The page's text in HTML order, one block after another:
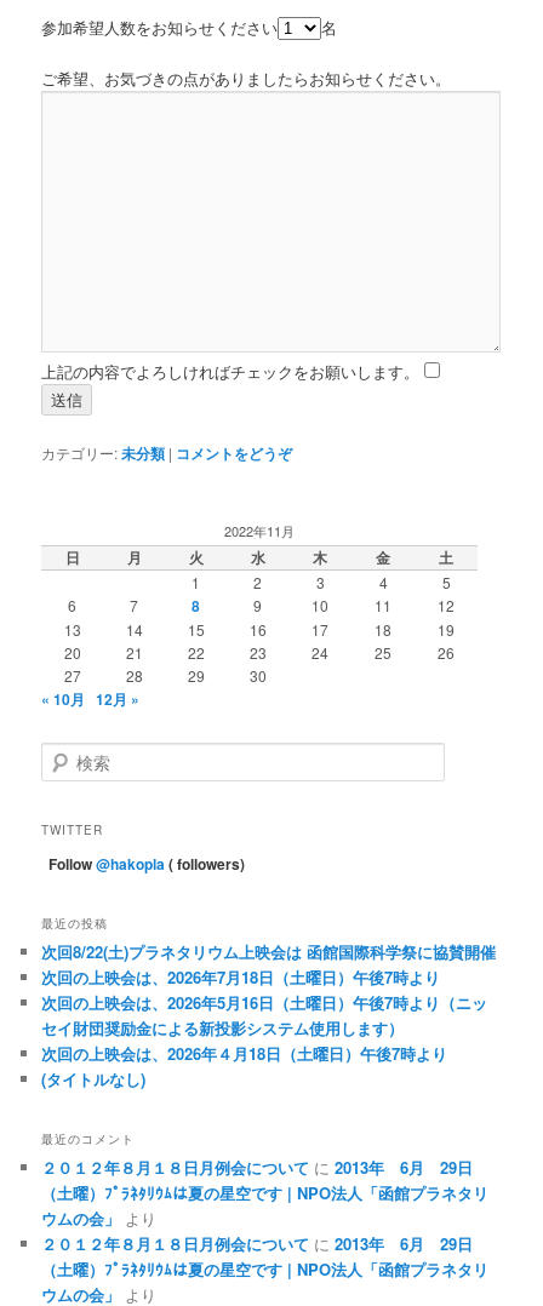
参加希望人数をお知らせください 名
ご希望、お気づきの点がありましたらお知らせください。
上記の内容でよろしければチェックをお願いします。
カテゴリー:未分類 | コメントをどうぞ
2022年11月
日 月 火 水 木 金 土
1 2 3 4
5
6
7 8 9 10 11
12
13
14 15 16 17 18
19
20
21 22 23 24 25
26
27
28 29 30
« 10月 12月 »
検
索
TWITTER
Follow@hakopla( followers)
最近の投稿
次回8/22(土)プラネタリウム上映会は 函館国際科学祭に協賛開催
次回の上映会は、2026年7月18日（土曜日）午後7時より
次回の上映会は、2026年5月16日（土曜日）午後7時より（ニッ
セイ財団奨励金による新投影システム使用します）
次回の上映会は、2026年４月18日（土曜日）午後7時より
(タイトルなし)
最近のコメント
２０１２年８月１８日月例会について に2013年 6月 29日
（土曜）ﾌﾟﾗﾈﾀﾘｳﾑは夏の星空です | NPO法人「函館プラネタリ
ウムの会」
より
２０１２年８月１８日月例会について に2013年 6月 29日
（土曜）ﾌﾟﾗﾈﾀﾘｳﾑは夏の星空です | NPO法人「函館プラネタリ
ウムの会」
より